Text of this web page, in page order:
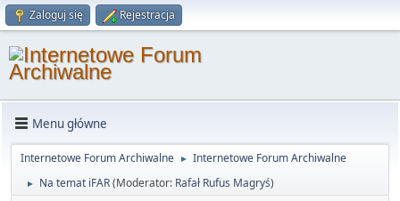
Zaloguj się Rejestracja
Menu główne
Internetowe Forum Archiwalne ► Internetowe Forum Archiwalne
► Na temat iFAR(Moderator: Rafał Rufus Magryś)